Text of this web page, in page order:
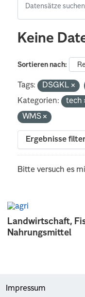
Landwirtschaft,
Nahrungsmittel
Keine
Sortieren nach
Tags: DSGKL
Kategorien:
tech
WMS
Ergebnisse
Bitte versuch es
Impressum